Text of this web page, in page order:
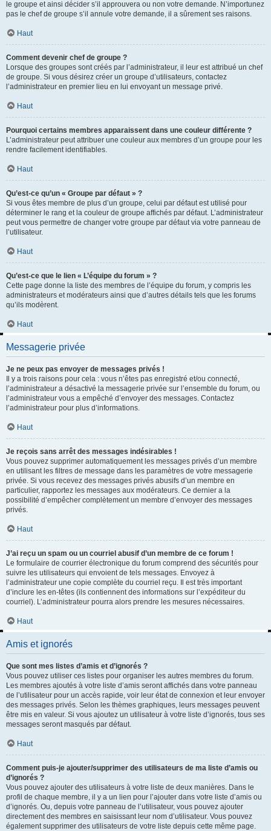
le groupe et ainsi décider s’il approuvera ou non votre demande. N’importunez
pas le chef de groupe s’il annule votre demande, il a sûrement ses raisons.
Haut
Comment devenir chef de groupe ?
Lorsque des groupes sont créés par l’administrateur, il leur est attribué un chef
de groupe. Si vous désirez créer un groupe d’utilisateurs, contactez
l’administrateur en premier lieu en lui envoyant un message privé.
Haut
Pourquoi certains membres apparaissent dans une couleur différente ?
L’administrateur peut attribuer une couleur aux membres d’un groupe pour les
rendre facilement identifiables.
Haut
Qu’est-ce qu’un « Groupe par défaut » ?
Si vous êtes membre de plus d’un groupe, celui par défaut est utilisé pour
déterminer le rang et la couleur de groupe affichés par défaut. L’administrateur
peut vous permettre de changer votre groupe par défaut via votre panneau de
l’utilisateur.
Haut
Qu’est-ce que le lien « L’équipe du forum » ?
Cette page donne la liste des membres de l’équipe du forum, y compris les
administrateurs et modérateurs ainsi que d’autres détails tels que les forums
qu’ils modèrent.
Haut
Messagerie privée
Je ne peux pas envoyer de messages privés !
Il y a trois raisons pour cela : vous n’êtes pas enregistré et/ou connecté,
l’administrateur a désactivé la messagerie privée sur l’ensemble du forum, ou
l’administrateur vous a empêché d’envoyer des messages. Contactez
l’administrateur pour plus d’informations.
Haut
Je reçois sans arrêt des messages indésirables !
Vous pouvez supprimer automatiquement les messages privés d’un membre
en utilisant les filtres de message dans les paramètres de votre messagerie
privée. Si vous recevez des messages privés abusifs d’un membre en
particulier, rapportez les messages aux modérateurs. Ce dernier a la
possibilité d’empêcher complètement un membre d’envoyer des messages
privés.
Haut
J’ai reçu un spam ou un courriel abusif d’un membre de ce forum !
Le formulaire de courrier électronique du forum comprend des sécurités pour
suivre les utilisateurs qui envoient de tels messages. Envoyez à
l’administrateur une copie complète du courriel reçu. Il est très important
d’inclure les en-têtes (ils contiennent des informations sur l’expéditeur du
courriel). L’administrateur pourra alors prendre les mesures nécessaires.
Haut
Amis et ignorés
Que sont mes listes d’amis et d’ignorés ?
Vous pouvez utiliser ces listes pour organiser les autres membres du forum.
Les membres ajoutés à votre liste d’amis seront affichés dans votre panneau
de l’utilisateur pour un accès rapide, voir leur état de connexion et leur envoyer
des messages privés. Selon les thèmes graphiques, leurs messages peuvent
être mis en valeur. Si vous ajoutez un utilisateur à votre liste d’ignorés, tous ses
messages seront masqués par défaut.
Haut
Comment puis-je ajouter/supprimer des utilisateurs de ma liste d’amis ou
d’ignorés ?
Vous pouvez ajouter des utilisateurs à votre liste de deux manières. Dans le
profil de chaque membre, il y a un lien pour l’ajouter dans votre liste d’amis ou
d’ignorés. Ou, depuis votre panneau de l’utilisateur, vous pouvez ajouter
directement des membres en saisissant leur nom d’utilisateur. Vous pouvez
également supprimer des utilisateurs de votre liste depuis cette même page.